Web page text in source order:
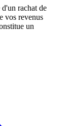
rachat de
vos revenus
un